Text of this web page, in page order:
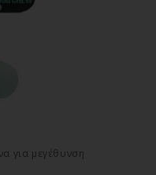
για μεγέθυνση